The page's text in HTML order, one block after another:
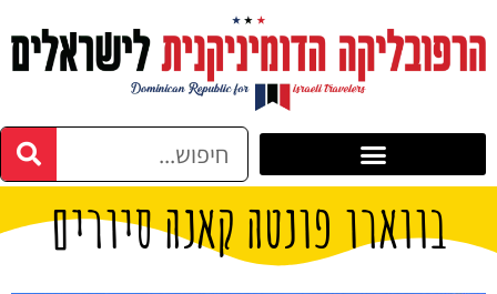
בווארו פונטה קאנה סיורים